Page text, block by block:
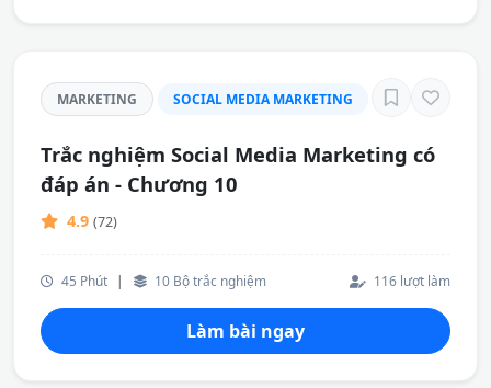
MARKETING SOCIAL MEDIA MARKETING
Trắc nghiệm Social Media Marketing có
đáp án - Chương 10
4.9 (72)
45 Phút | 10 Bộ trắc nghiệm 116 lượt làm
Làm bài ngay